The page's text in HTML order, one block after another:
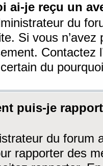
ai-je reçu un
du
Si vous
Contactez
certain du
puis-je
du forum
rapporter des